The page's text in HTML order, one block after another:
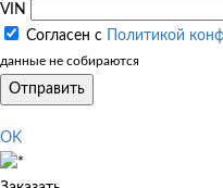
VIN
Согласен с
Политикой
данные не собираются
Отправить
OK